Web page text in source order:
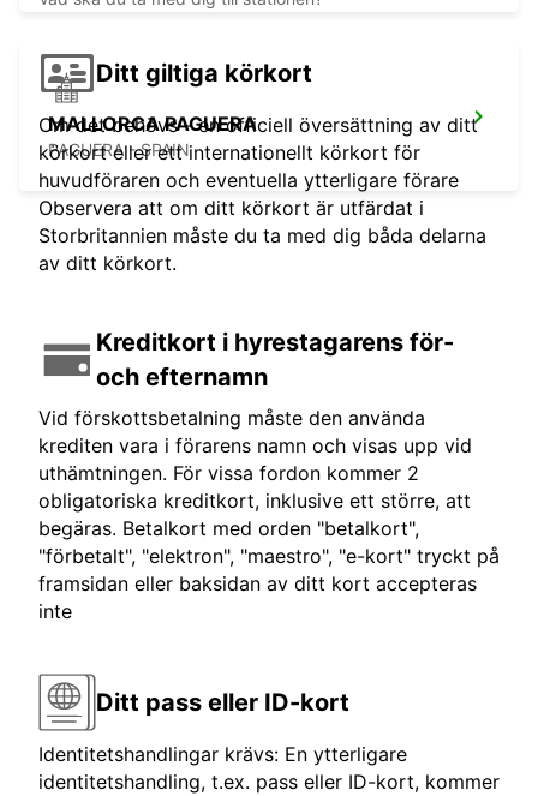
MALLORCA PAGUERA
PAGUERA - SPAIN
Ditt giltiga körkort
Om det behövs - en officiell översättning av ditt
körkort eller ett internationellt körkort för
huvudföraren och eventuella ytterligare förare
Observera att om ditt körkort är utfärdat i
Storbritannien måste du ta med dig båda delarna
av ditt körkort.
Kreditkort i hyrestagarens för-
och efternamn
Vid förskottsbetalning måste den använda
krediten vara i förarens namn och visas upp vid
uthämtningen. För vissa fordon kommer 2
obligatoriska kreditkort, inklusive ett större, att
begäras. Betalkort med orden "betalkort",
"förbetalt", "elektron", "maestro", "e-kort" tryckt på
framsidan eller baksidan av ditt kort accepteras
inte
Ditt pass eller ID-kort
Identitetshandlingar krävs: En ytterligare
identitetshandling, t.ex. pass eller ID-kort, kommer